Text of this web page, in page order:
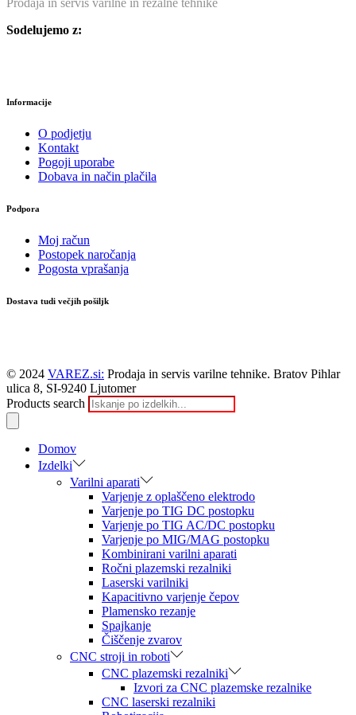
Prodaja in servis varilne in rezalne tehnike
Sodelujemo z:
Informacije
O podjetju
Kontakt
Pogoji uporabe
Dobava in način plačila
Podpora
Moj račun
Postopek naročanja
Pogosta vprašanja
Dostava tudi večjih pošiljk
© 2024 VAREZ.si: Prodaja in servis varilne tehnike. Bratov Pihlar
ulica 8, SI-9240 Ljutomer
Products search
Domov
Izdelki
Varilni aparati
Varjenje z oplaščeno elektrodo
Varjenje po TIG DC postopku
Varjenje po TIG AC/DC postopku
Varjenje po MIG/MAG postopku
Kombinirani varilni aparati
Ročni plazemski rezalniki
Laserski varilniki
Kapacitivno varjenje čepov
Plamensko rezanje
Spajkanje
Čiščenje zvarov
CNC stroji in roboti
CNC plazemski rezalniki
Izvori za CNC plazemske rezalnike
CNC laserski rezalniki